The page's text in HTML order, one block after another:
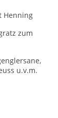
Henning
zum
u.v.m.